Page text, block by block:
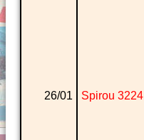
26/01 Spirou 3224